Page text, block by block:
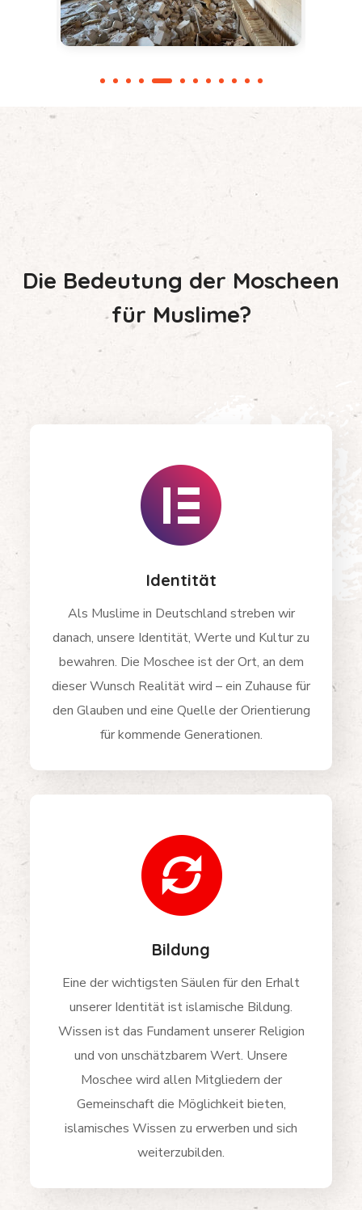
Die Bedeutung der Moscheen
für Muslime?
Identität
Als Muslime in Deutschland streben wir
danach, unsere Identität, Werte und Kultur zu
bewahren. Die Moschee ist der Ort, an dem
dieser Wunsch Realität wird – ein Zuhause für
den Glauben und eine Quelle der Orientierung
für kommende Generationen.
Bildung
Eine der wichtigsten Säulen für den Erhalt
unserer Identität ist islamische Bildung.
Wissen ist das Fundament unserer Religion
und von unschätzbarem Wert. Unsere
Moschee wird allen Mitgliedern der
Gemeinschaft die Möglichkeit bieten,
islamisches Wissen zu erwerben und sich
weiterzubilden.